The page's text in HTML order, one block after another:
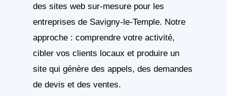
des sites web sur-mesure pour les
entreprises de Savigny-le-Temple. Notre
approche : comprendre votre activité,
cibler vos clients locaux et produire un
site qui génère des appels, des demandes
de devis et des ventes.